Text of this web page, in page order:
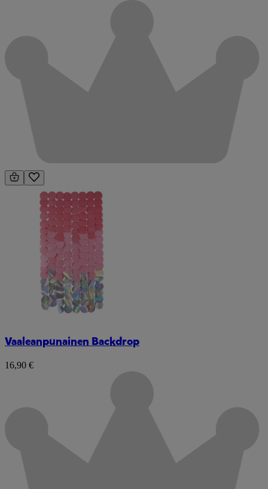
Vaaleanpunainen Backdrop
16,90 €